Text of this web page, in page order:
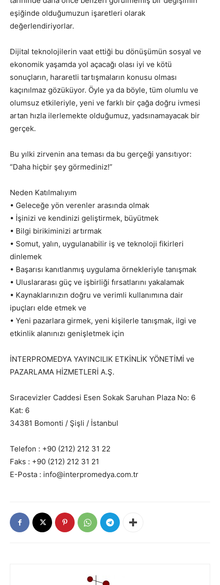
eşiğinde olduğumuzun işaretleri olarak
değerlendiriyorlar.
Dijital teknolojilerin vaat ettiği bu dönüşümün sosyal ve
ekonomik yaşamda yol açacağı olası iyi ve kötü
sonuçların, hararetli tartışmaların konusu olması
kaçınılmaz gözüküyor. Öyle ya da böyle, tüm olumlu ve
olumsuz etkileriyle, yeni ve farklı bir çağa doğru ivmesi
artan hızla ilerlemekte olduğumuz, yadsınamayacak bir
gerçek.
Bu yılki zirvenin ana teması da bu gerçeği yansıtıyor:
“Daha hiçbir şey görmediniz!”
Neden Katılmalıyım
• Geleceğe yön verenler arasında olmak
• İşinizi ve kendinizi geliştirmek, büyütmek
• Bilgi birikiminizi artırmak
• Somut, yalın, uygulanabilir iş ve teknoloji fikirleri
dinlemek
• Başarısı kanıtlanmış uygulama örnekleriyle tanışmak
• Uluslararası güç ve işbirliği fırsatlarını yakalamak
• Kaynaklarınızın doğru ve verimli kullanımına dair
ipuçları elde etmek ve
• Yeni pazarlara girmek, yeni kişilerle tanışmak, ilgi ve
etkinlik alanınızı genişletmek için
İNTERPROMEDYA YAYINCILIK ETKİNLİK YÖNETİMİ ve
PAZARLAMA HİZMETLERİ A.Ş.
Sıracevizler Caddesi Esen Sokak Saruhan Plaza No: 6
Kat: 6
34381 Bomonti / Şişli / İstanbul
Telefon : +90 (212) 212 31 22
Faks : +90 (212) 212 31 21
E-Posta : info@interpromedya.com.tr